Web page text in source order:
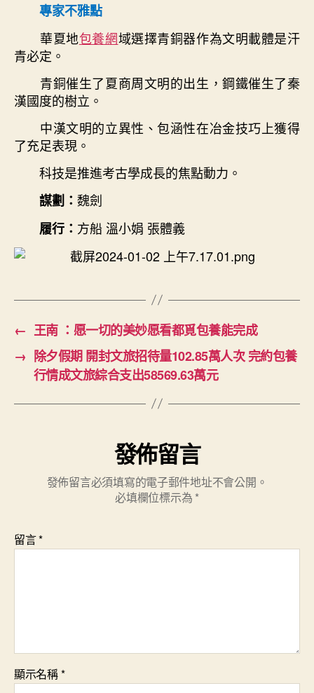
專家不雅點
華夏地包養網域選擇青銅器作為文明載體是汗
青必定。
青銅催生了夏商周文明的出生，鋼鐵催生了秦
漢國度的樹立。
中漢文明的立異性、包涵性在冶金技巧上獲得
了充足表現。
科技是推進考古學成長的焦點動力。
謀劃： 魏劍
履行： 方船 溫小娟 張體義
← 王南 ：愿一切的美妙愿看都覓包養能完成
→ 除夕假期 開封文旅招待量102.85萬人次 完約包養
行情成文旅綜合支出58569.63萬元
發佈留言
發佈留言必須填寫的電子郵件地址不會公開。
必填欄位標示為 *
留言*
顯示名稱*